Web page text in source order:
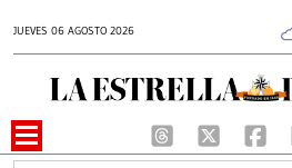
JUEVES 06 AGOSTO 2026